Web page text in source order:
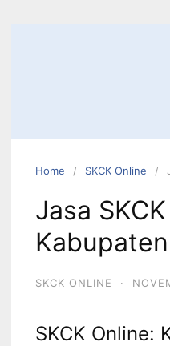
Home SKCK Online
Jasa
SKCK ONLINE ·
SKCK Online: